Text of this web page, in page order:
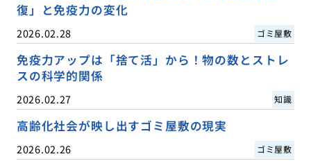
復」と免疫力の変化
2026.02.28 ゴミ屋敷
免疫力アップは「捨て活」から！物の数とストレ
スの科学的関係
2026.02.27 知識
高齢化社会が映し出すゴミ屋敷の現実
2026.02.26 ゴミ屋敷